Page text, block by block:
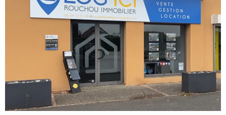
VOIR L'AGENCE